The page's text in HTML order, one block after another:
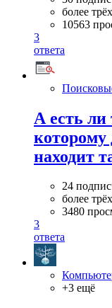
более
10563
3
ответа
А есть ли
которому
находит
24
более
3480
3
ответа
+3 ещё